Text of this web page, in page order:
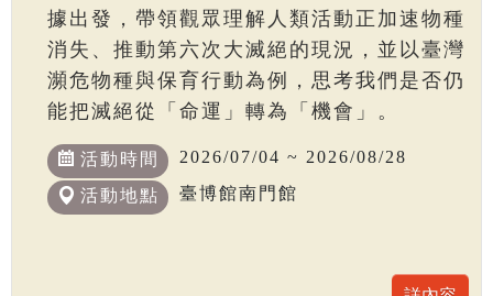
據出發，帶領觀眾理解人類活動正加速物種
消失、推動第六次大滅絕的現況，並以臺灣
瀕危物種與保育行動為例，思考我們是否仍
能把滅絕從「命運」轉為「機會」。
活動時間 2026/07/04 ~ 2026/08/28
活動地點 臺博館南門館